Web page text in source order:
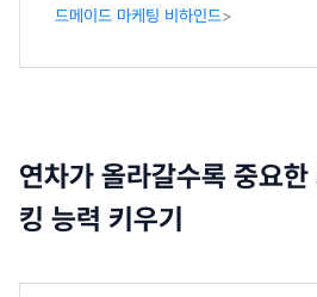
드메이드 마케팅 비하인드>
연차가 올라갈수록 중요
킹 능력 키우기